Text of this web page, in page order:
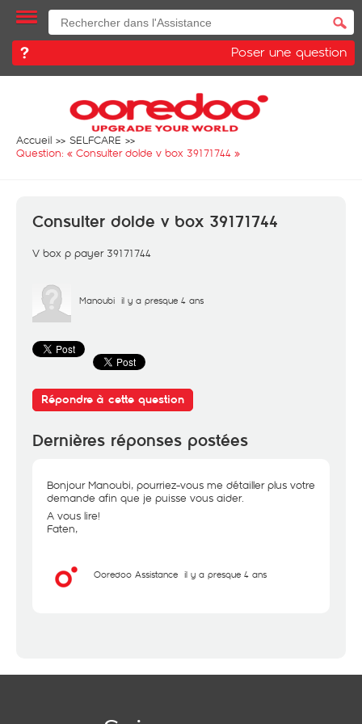
Poser une question
Accueil
SELFCARE
Question: « Consulter dolde v box 39171744 »
Consulter dolde v box 39171744
V box p payer 39171744
Manoubi il y a presque 4 ans
Répondre à cette question
Dernières réponses postées
Bonjour Manoubi, pourriez-vous me détailler plus votre
demande afin que je puisse vous aider.
A vous lire!
Faten,
Ooredoo Assistance il y a presque 4 ans